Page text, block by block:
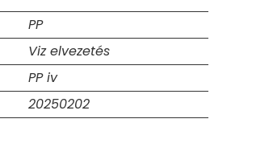
PP
Viz elvezetés
PP iv
20250202